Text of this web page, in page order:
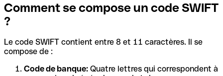
Comment se compose un code SWIFT
?
Le code SWIFT contient entre 8 et 11 caractères. Il se
compose de :
Code de banque: Quatre lettres qui correspondent à